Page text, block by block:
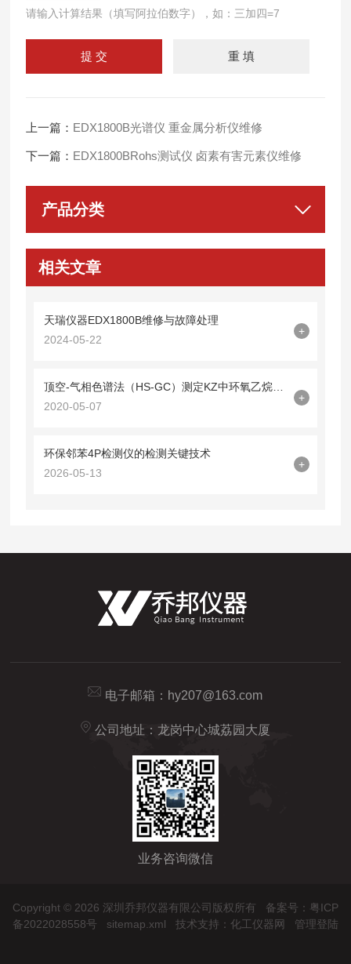
请输入计算结果（填写阿拉伯数字），如：三加四=7
上一篇： EDX1800B光谱仪 重金属分析仪维修
下一篇： EDX1800BRohs测试仪 卤素有害元素仪维修
产品分类
相关文章
天瑞仪器EDX1800B维修与故障处理
2024-05-22
+
2020-05-07
+
环保邻苯4P检测仪的检测关键技术
2026-05-13
+
电子邮箱： hy207@163.com
公司地址：龙岗中心城荔园大厦
业务咨询微信
Copyright © 2026 深圳乔邦仪器有限公司版权所有 备案号：粤ICP
备2022028558号
sitemap.xml 技术支持： 化工仪器网 管理登陆